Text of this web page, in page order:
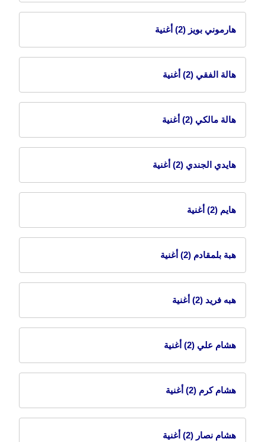
هارموني بويز (2) أغنية
هالة الفقي (2) أغنية
هالة مالكي (2) أغنية
هايدي الجندي (2) أغنية
هايم (2) أغنية
هبة بلمقادم (2) أغنية
هبه فريد (2) أغنية
هشام علي (2) أغنية
هشام كرم (2) أغنية
هشام نصار (2) أغنية